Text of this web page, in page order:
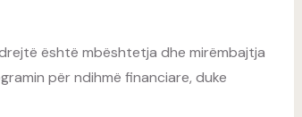
është mbështetja dhe mirëmbajtja
për ndihmë financiare, duke